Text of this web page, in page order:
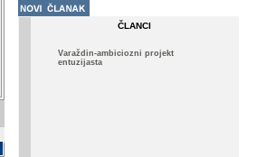
ČLANCI
Varaždin-ambiciozni projekt
entuzijasta